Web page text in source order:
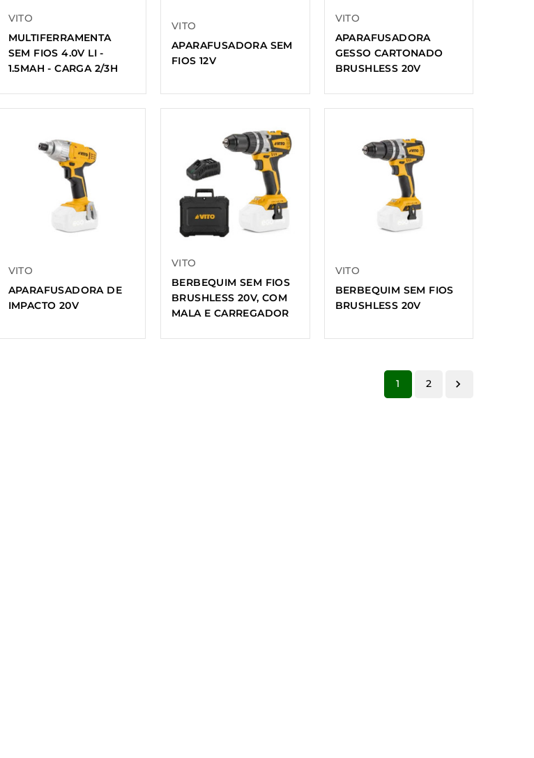
VITO
MULTIFERRAMENTA
SEM FIOS 4.0V LI -
1.5MAH - CARGA 2/3H
VITO
APARAFUSADORA SEM
FIOS 12V
VITO
APARAFUSADORA
GESSO CARTONADO
BRUSHLESS 20V
VITO
APARAFUSADORA DE
IMPACTO 20V
VITO
BERBEQUIM SEM FIOS
BRUSHLESS 20V, COM
MALA E CARREGADOR
VITO
BERBEQUIM SEM FIOS
BRUSHLESS 20V
1 2 